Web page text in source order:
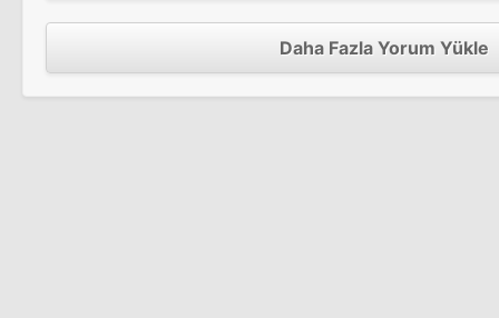
Daha Fazla Yorum Yükle